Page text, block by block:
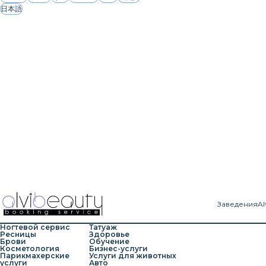
日本語
Заведения
Ногтевой сервис
Ресницы
Брови
Косметология
Парикмахерские
услуги
Татуаж
Здоровье
Обучение
Бизнес-услуги
Услуги для животных
Авто